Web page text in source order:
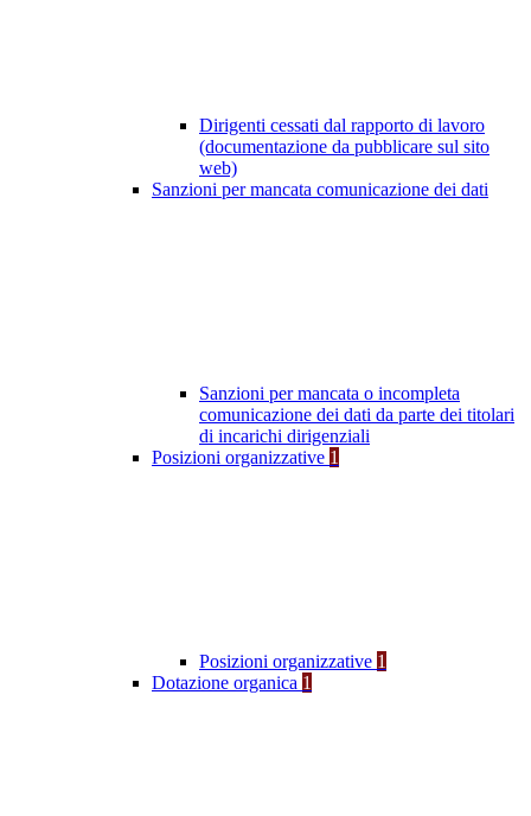
Dirigenti cessati dal rapporto di lavoro
(documentazione da pubblicare sul sito
web)
Sanzioni per mancata comunicazione dei dati
Sanzioni per mancata o incompleta
comunicazione dei dati da parte dei titolari
di incarichi dirigenziali
Posizioni organizzative 1
Posizioni organizzative 1
Dotazione organica 1